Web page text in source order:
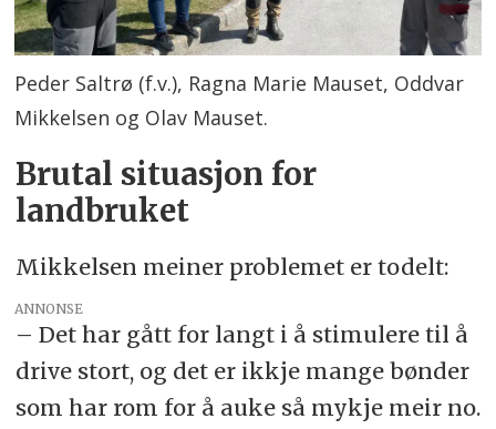
Peder Saltrø (f.v.), Ragna Marie Mauset, Oddvar
Mikkelsen og Olav Mauset.
Brutal situasjon for
landbruket
Mikkelsen meiner problemet er todelt:
ANNONSE
– Det har gått for langt i å stimulere til å
drive stort, og det er ikkje mange bønder
som har rom for å auke så mykje meir no.